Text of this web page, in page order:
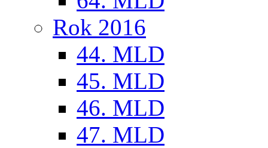
Rok 2016
44. MLD
45. MLD
46. MLD
47. MLD